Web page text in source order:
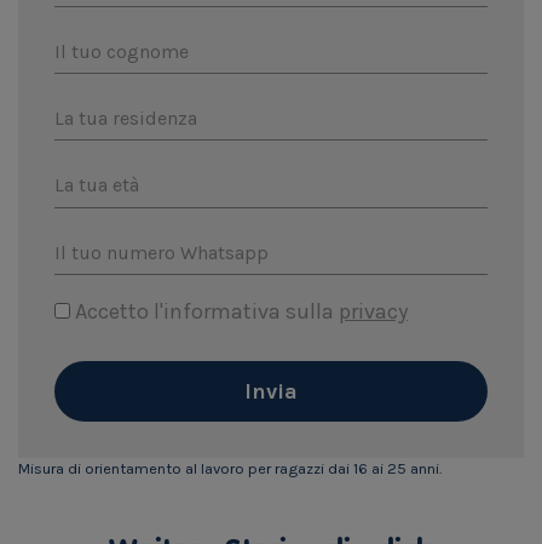
Il tuo cognome
La tua residenza
La tua età
Il tuo numero Whatsapp
Accetto l'informativa sulla privacy
Invia
Misura di orientamento al lavoro per ragazzi dai 16 ai 25 anni.